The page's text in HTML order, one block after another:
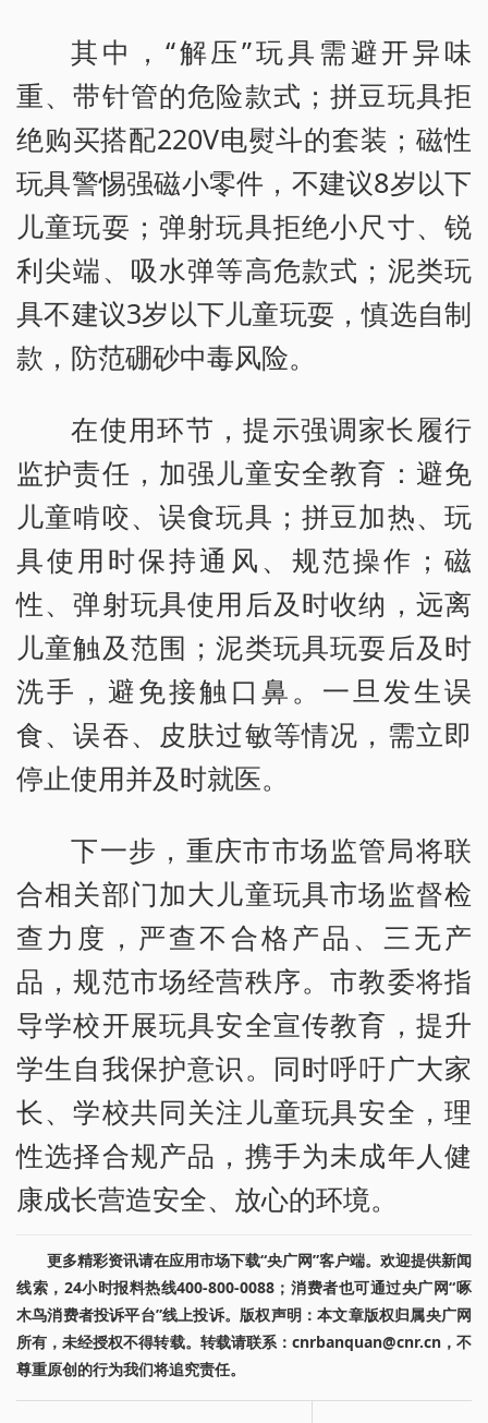
其中，“解压”玩具需避开异味
重、带针管的危险款式；拼豆玩具拒
绝购买搭配220V电熨斗的套装；磁性
玩具警惕强磁小零件，不建议8岁以下
儿童玩耍；弹射玩具拒绝小尺寸、锐
利尖端、吸水弹等高危款式；泥类玩
具不建议3岁以下儿童玩耍，慎选自制
款，防范硼砂中毒风险。
在使用环节，提示强调家长履行
监护责任，加强儿童安全教育：避免
儿童啃咬、误食玩具；拼豆加热、玩
具使用时保持通风、规范操作；磁
性、弹射玩具使用后及时收纳，远离
儿童触及范围；泥类玩具玩耍后及时
洗手，避免接触口鼻。一旦发生误
食、误吞、皮肤过敏等情况，需立即
停止使用并及时就医。
下一步，重庆市市场监管局将联
合相关部门加大儿童玩具市场监督检
查力度，严查不合格产品、三无产
品，规范市场经营秩序。市教委将指
导学校开展玩具安全宣传教育，提升
学生自我保护意识。同时呼吁广大家
长、学校共同关注儿童玩具安全，理
性选择合规产品，携手为未成年人健
康成长营造安全、放心的环境。
更多精彩资讯请在应用市场下载“央广网”客户端。欢迎提供新闻
线索，24小时报料热线400-800-0088；消费者也可通过央广网“啄
木鸟消费者投诉平台”线上投诉。版权声明：本文章版权归属央广网
所有，未经授权不得转载。转载请联系：cnrbanquan@cnr.cn，不
尊重原创的行为我们将追究责任。